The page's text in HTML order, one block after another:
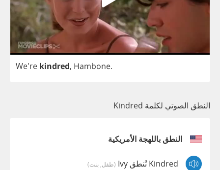
We're kindred, Hambone.
النطق الصوتي لكلمة Kindred
النطق باللهجة الأمريكية
Kindred تُنطق Ivy (طفل, بنت)